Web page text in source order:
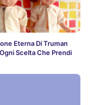
Eterna Di Truman
Scelta Che Prendi